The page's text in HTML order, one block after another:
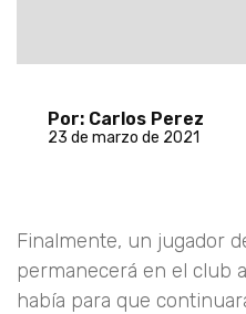
Por: Carlos Perez
23 de marzo de 2021
Finalmente, un jugador
permanecerá en el club
había para que